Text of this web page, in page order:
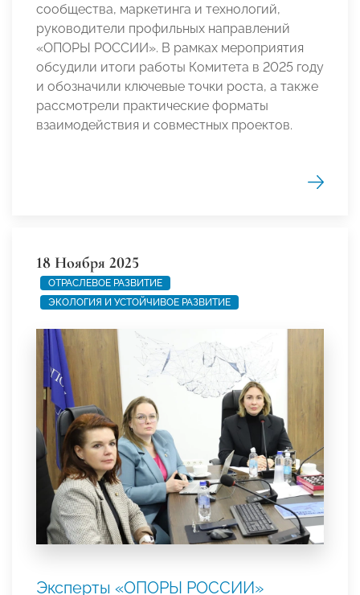
сообщества, маркетинга и технологий,
руководители профильных направлений
«ОПОРЫ РОССИИ». В рамках мероприятия
обсудили итоги работы Комитета в 2025 году
и обозначили ключевые точки роста, а также
рассмотрели практические форматы
взаимодействия и совместных проектов.
18 Ноября 2025
ОТРАСЛЕВОЕ РАЗВИТИЕ
ЭКОЛОГИЯ И УСТОЙЧИВОЕ РАЗВИТИЕ
Эксперты «ОПОРЫ РОССИИ»